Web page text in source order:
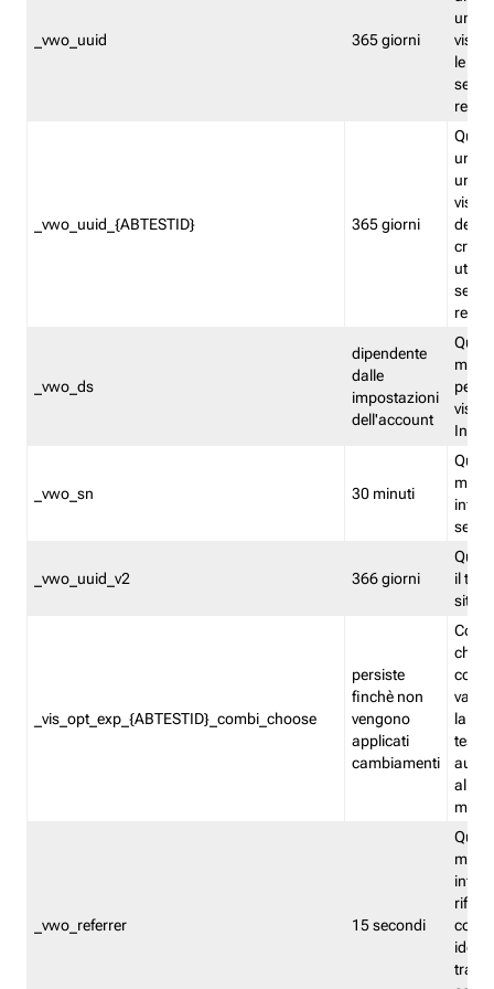
_vwo_uuid 365 giorni
le
_vwo_uuid_{ABTESTID} 365 giorni
un
del
_vwo_ds
dipendente
dalle
impostazioni
dell'account
_vwo_sn 30 minuti
_vwo_uuid_v2 366 giorni
il
sito
_vis_opt_exp_{ABTESTID}_combi_choose
persiste
finchè non
vengono
applicati
cambiamenti
che
la
test.
_vwo_referrer 15 secondi